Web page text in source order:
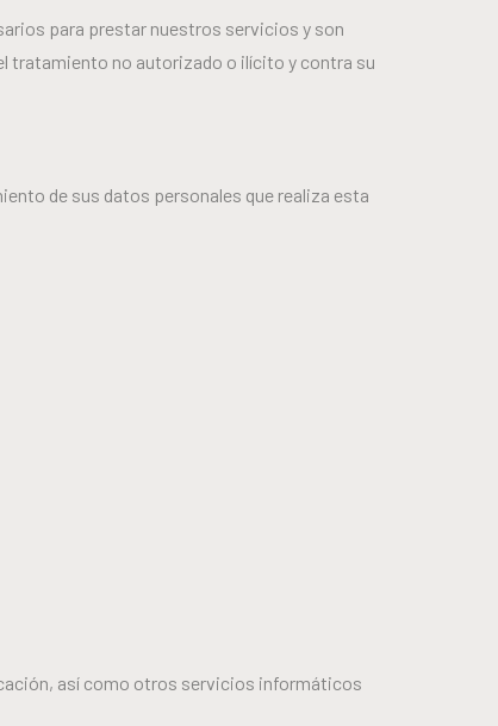
para prestar nuestros servicios y son
tratamiento no autorizado o ilícito y contra su
de sus datos personales que realiza esta
así como otros servicios informáticos